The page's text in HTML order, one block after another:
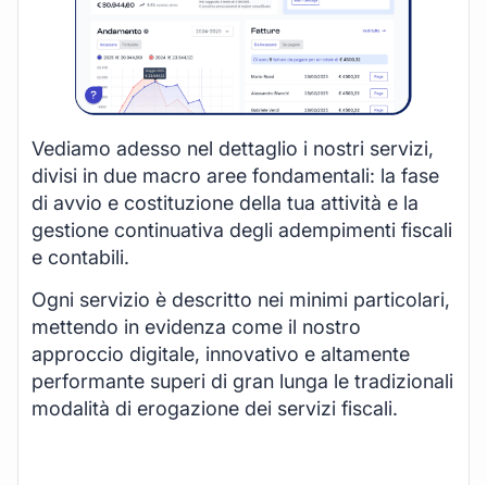
Vediamo adesso nel dettaglio i nostri servizi,
divisi in due macro aree fondamentali: la fase
di avvio e costituzione della tua attività e la
gestione continuativa degli adempimenti fiscali
e contabili.
Ogni servizio è descritto nei minimi particolari,
mettendo in evidenza come il nostro
approccio digitale, innovativo e altamente
performante superi di gran lunga le tradizionali
modalità di erogazione dei servizi fiscali.